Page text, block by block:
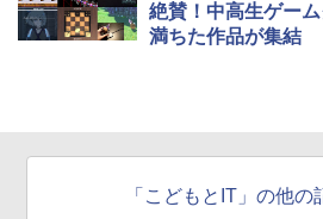
絶賛！中高生ゲー
満ちた作品が集結
「こどもとIT」の他の